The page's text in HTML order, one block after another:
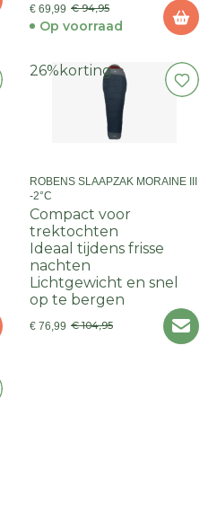
€ 69,99 € 94,95
Op voorraad
26% korting
ROBENS SLAAPZAK MORAINE III
-2°C
Compact voor
trektochten
Ideaal tijdens frisse
nachten
Lichtgewicht en snel
op te bergen
€ 76,99 € 104,95